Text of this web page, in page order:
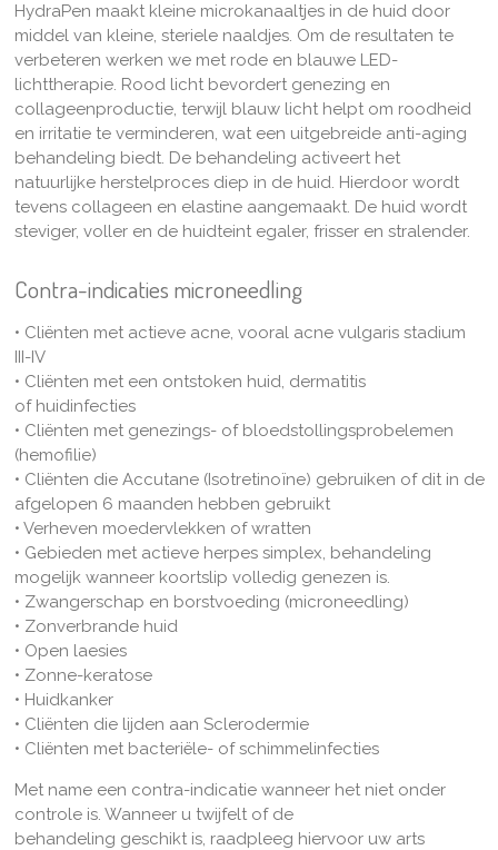
HydraPen maakt kleine microkanaaltjes in de huid door
middel van kleine, steriele naaldjes. Om de resultaten te
verbeteren werken we met rode en blauwe LED-
lichttherapie. Rood licht bevordert genezing en
collageenproductie, terwijl blauw licht helpt om roodheid
en irritatie te verminderen, wat een uitgebreide anti-aging
behandeling biedt. De behandeling activeert het
natuurlijke herstelproces diep in de huid. Hierdoor wordt
tevens collageen en elastine aangemaakt. De huid wordt
steviger, voller en de huidteint egaler, frisser en stralender.
Contra-indicaties microneedling
• Cliënten met actieve acne, vooral acne vulgaris stadium
III-IV
• Cliënten met een ontstoken huid, dermatitis
of huidinfecties
• Cliënten met genezings- of bloedstollingsprobelemen
(hemofilie)
• Cliënten die Accutane (Isotretinoïne) gebruiken of dit in de
afgelopen 6 maanden hebben gebruikt
• Verheven moedervlekken of wratten
• Gebieden met actieve herpes simplex, behandeling
mogelijk wanneer koortslip volledig genezen is.
• Zwangerschap en borstvoeding (microneedling)
• Zonverbrande huid
• Open laesies
• Zonne-keratose
• Huidkanker
• Cliënten die lijden aan Sclerodermie
• Cliënten met bacteriële- of schimmelinfecties
Met name een contra-indicatie wanneer het niet onder
controle is. Wanneer u twijfelt of de
behandeling geschikt is, raadpleeg hiervoor uw arts